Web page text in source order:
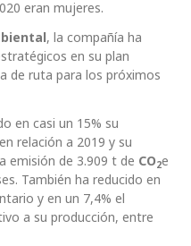
eran mujeres.
, la compañía ha
en su plan
de ruta para los próximos
en casi un 15% su
relación a 2019 y su
emisión de 3.909 t de CO2e
También ha reducido en
y en un 7,4% el
a su producción, entre